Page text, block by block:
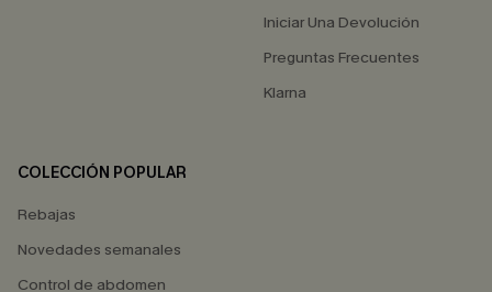
Iniciar Una Devolución
Preguntas Frecuentes
Klarna
COLECCIÓN POPULAR
Rebajas
Novedades semanales
Control de abdomen